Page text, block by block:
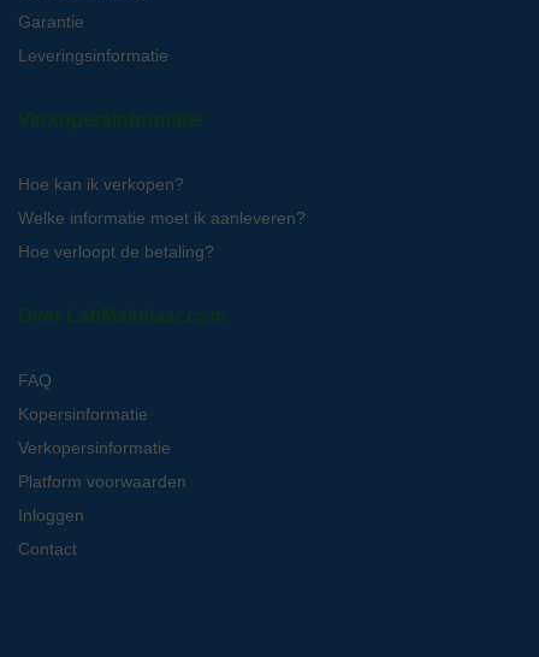
Garantie
Leveringsinformatie
Verkopersinformatie
Hoe kan ik verkopen?
Welke informatie moet ik aanleveren?
Hoe verloopt de betaling?
Over LabMakelaar.com
FAQ
Kopersinformatie
Verkopersinformatie
Platform voorwaarden
Inloggen
Contact